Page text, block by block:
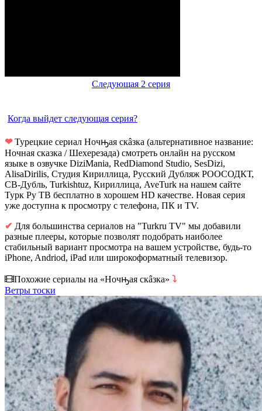
Следующая 2 серия
Когда выйдет следующая серия?
❤Турецкие сериал Ночԣая скâзка (альтернативное название:
Ночная сказка / Шехерезада) смотреть онлайн на русском
языке в озвучке DiziMania, RedDiamond Studio, SesDizi,
AlisaDirilis, Студия Кириллица, Русский Дубляж РООСОДКТ,
СВ-Дубль, Turkishtuz, Кириллица, AveTurk на нашем сайте
Турк Ру ТВ бесплатно в хорошем HD качестве. Новая серия
уже доступна к просмотру с телефона, ПК и TV.
✔ Для большинства сериалов на "Turkru TV" мы добавили
разные плееры, которые позволят подобрать наиболее
стабильный вариант просмотра на вашем устройстве, будь-то
iPhone, Andriod, iPad или широкоформатный телевизор.
Похожие сериалы на «Ночԣая скâзка» ⤵
Ветры тоски